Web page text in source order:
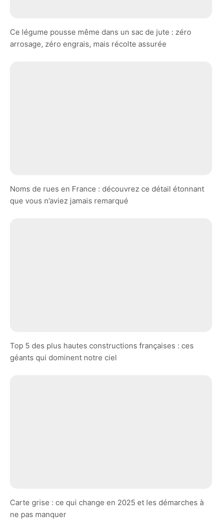
Ce légume pousse même dans un sac de jute : zéro
arrosage, zéro engrais, mais récolte assurée
Noms de rues en France : découvrez ce détail étonnant
que vous n’aviez jamais remarqué
Top 5 des plus hautes constructions françaises : ces
géants qui dominent notre ciel
Carte grise : ce qui change en 2025 et les démarches à
ne pas manquer